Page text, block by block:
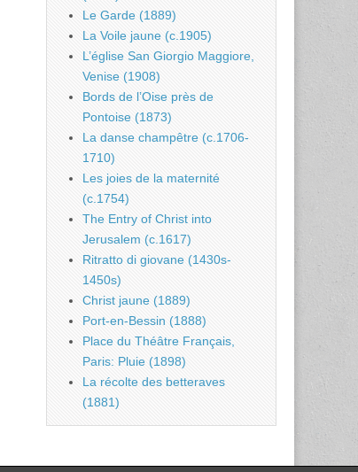
Le Garde (1889)
La Voile jaune (c.1905)
L’église San Giorgio Maggiore,
Venise (1908)
Bords de l’Oise près de
Pontoise (1873)
La danse champêtre (c.1706-
1710)
Les joies de la maternité
(c.1754)
The Entry of Christ into
Jerusalem (c.1617)
Ritratto di giovane (1430s-
1450s)
Christ jaune (1889)
Port-en-Bessin (1888)
Place du Théâtre Français,
Paris: Pluie (1898)
La récolte des betteraves
(1881)